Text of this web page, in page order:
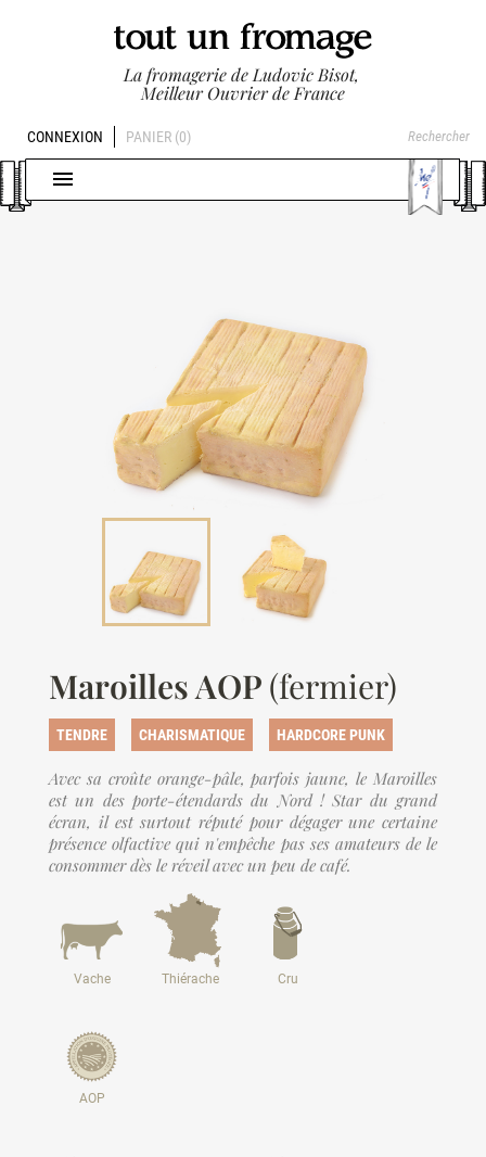
La fromagerie de Ludovic Bisot,
Meilleur Ouvrier de France
CONNEXION PANIER (0)

Maroilles AOP (fermier)
TENDRE CHARISMATIQUE HARDCORE PUNK
Avec sa croûte orange-pâle, parfois jaune, le Maroilles
est un des porte-étendards du Nord ! Star du grand
écran, il est surtout réputé pour dégager une certaine
présence olfactive qui n'empêche pas ses amateurs de le
consommer dès le réveil avec un peu de café.
Vache Thiérache Cru
AOP